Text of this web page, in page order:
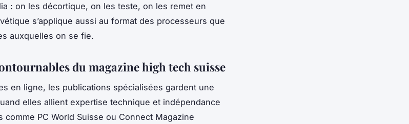
: on les décortique, on les teste, on les remet en
s’applique aussi au format des processeurs que
auxquelles on se fie.
du magazine high tech suisse
en ligne, les publications spécialisées gardent une
elles allient expertise technique et indépendance
comme PC World Suisse ou Connect Magazine